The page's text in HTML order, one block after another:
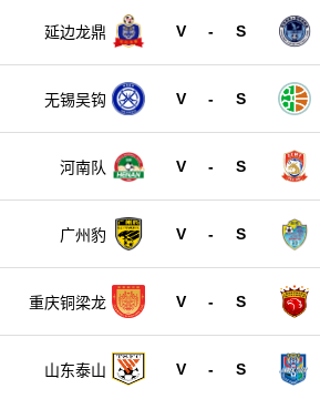
延边龙鼎 V - S
无锡吴钩 V - S
河南队 V - S
广州豹 V - S
重庆铜梁龙 V - S
山东泰山 V - S